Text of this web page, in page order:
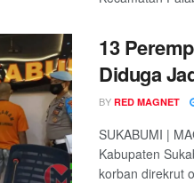
13
Diduga
BY RED MAGNET
SUKABUMI |
Kabupaten
korban direkrut